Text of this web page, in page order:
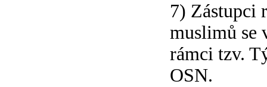
7) Zástupci
muslimů se
rámci tzv.
OSN.